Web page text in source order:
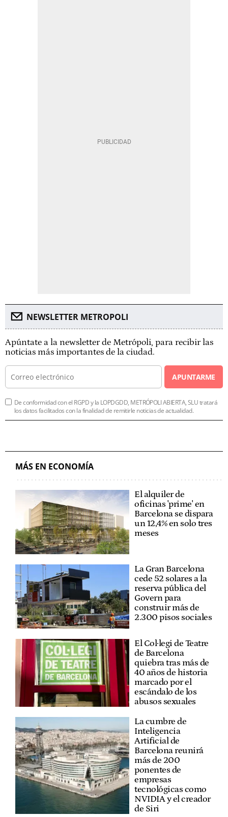
NEWSLETTER METROPOLI
Apúntate a la newsletter de Metrópoli, para recibir las
noticias más importantes de la ciudad.
APUNTARME
De conformidad con el RGPD y la LOPDGDD, METRÓPOLI ABIERTA, SLU tratará
los datos facilitados con la finalidad de remitirle noticias de actualidad.
MÁS EN ECONOMÍA
El alquiler de
oficinas 'prime' en
Barcelona se dispara
un 12,4% en solo tres
meses
La Gran Barcelona
cede 52 solares a la
reserva pública del
Govern para
construir más de
2.300 pisos sociales
El Col·legi de Teatre
de Barcelona
quiebra tras más de
40 años de historia
marcado por el
escándalo de los
abusos sexuales
La cumbre de
Inteligencia
Artificial de
Barcelona reunirá
más de 200
ponentes de
empresas
tecnológicas como
NVIDIA y el creador
de Siri